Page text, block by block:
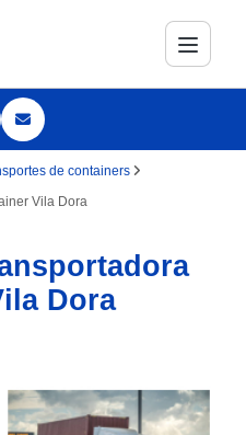
de containers
Vila Dora
Dora